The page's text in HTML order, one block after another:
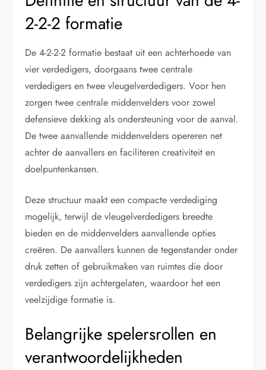
2-2-2 formatie
De 4-2-2-2 formatie bestaat uit een achterhoede van
vier verdedigers, doorgaans twee centrale
verdedigers en twee vleugelverdedigers. Voor hen
zorgen twee centrale middenvelders voor zowel
defensieve dekking als ondersteuning voor de aanval.
De twee aanvallende middenvelders opereren net
achter de aanvallers en faciliteren creativiteit en
doelpuntenkansen.
Deze structuur maakt een compacte verdediging
mogelijk, terwijl de vleugelverdedigers breedte
bieden en de middenvelders aanvallende opties
creëren. De aanvallers kunnen de tegenstander onder
druk zetten of gebruikmaken van ruimtes die door
verdedigers zijn achtergelaten, waardoor het een
veelzijdige formatie is.
Belangrijke spelersrollen en
verantwoordelijkheden